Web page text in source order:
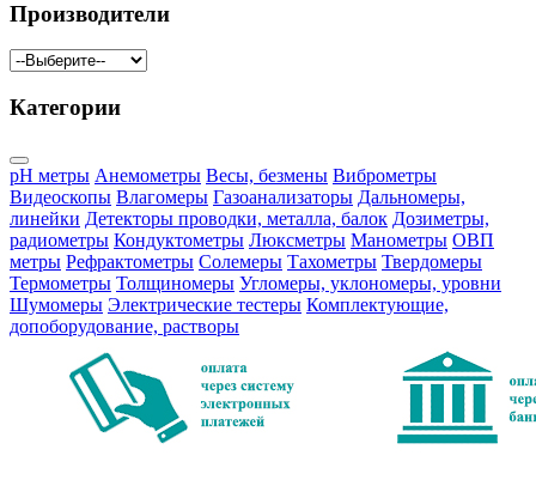
Производители
Категории
pH метры Анемометры Весы, безмены Виброметры
Видеоскопы Влагомеры Газоанализаторы Дальномеры,
линейки Детекторы проводки, металла, балок Дозиметры,
радиометры Кондуктометры Люксметры Манометры ОВП
метры Рефрактометры Солемеры Тахометры Твердомеры
Термометры Толщиномеры Угломеры, уклономеры, уровни
Шумомеры Электрические тестеры Комплектующие,
допоборудование, растворы